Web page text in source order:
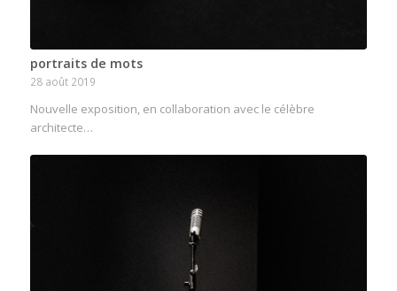
portraits de mots
28 août 2019
Nouvelle exposition, en collaboration avec le célèbre
architecte…